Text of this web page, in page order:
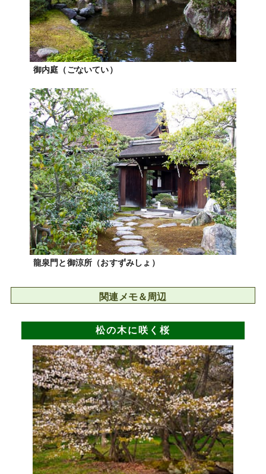
御内庭（ごないてい）
龍泉門と御涼所（おすずみしょ）
関連メモ＆周辺
松の木に咲く桜